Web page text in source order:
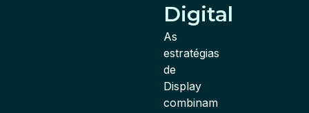
Digital
As
estratégias
de
Display
combinam